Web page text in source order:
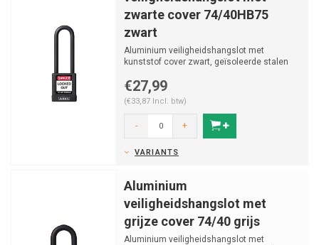
zwarte cover 74/40HB75
zwart
Aluminium veiligheidshangslot met
kunststof cover zwart, geïsoleerde stalen
€27,99
(€33,87 Incl. btw)
- +
VARIANTS
Aluminium
veiligheidshangslot met
grijze cover 74/40 grijs
Aluminium veiligheidshangslot met